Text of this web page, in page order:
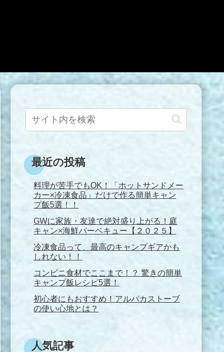
最近の投稿
料理が苦手でもOK！「ホットサンドメー
カー×冷凍食品」だけで作る簡単キャン
プ飯5選！！
GWに家族・友達で絶対盛り上がる！庭
キャン×海鮮バーベキュー【２０２５】
冷凍食品って、最高のキャンプギアかも
しれない！！
コンビニ食材でここまで！？ 驚きの簡単
キャンプ飯レシピ5選！
初心者にもおすすめ！アルパカストーブ
の使い心地とは？
人気記事